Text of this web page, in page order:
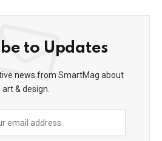
to Updates
news from SmartMag about
art & design.